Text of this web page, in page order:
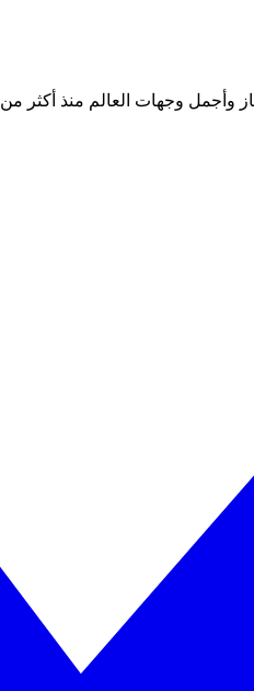
10 سنوات، بخدمة عربية كاملة على مدار الساعة.